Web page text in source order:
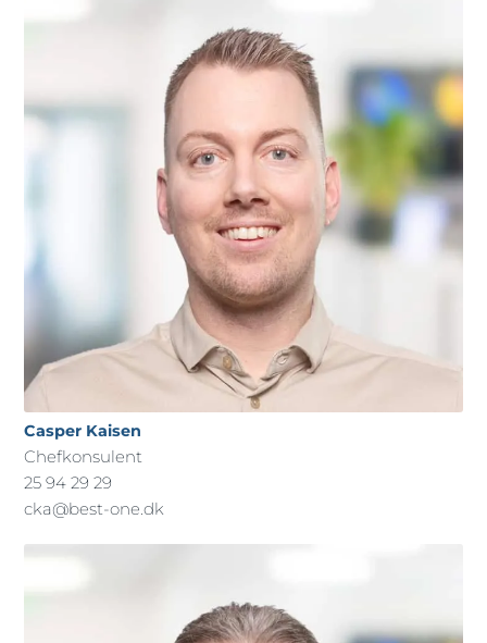
Casper Kaisen
Chefkonsulent
25 94 29 29
cka@best-one.dk